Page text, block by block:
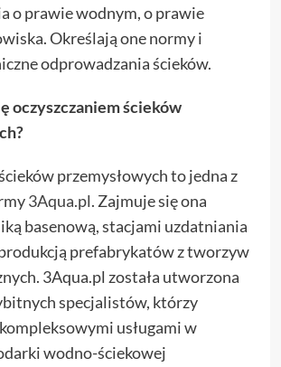
o prawie wodnym, o prawie
Określają one normy i
odprowadzania ścieków.
oczyszczaniem ścieków
przemysłowych to jedna z
3Aqua.pl. Zajmuje się ona
basenową, stacjami uzdatniania
prefabrykatów z tworzyw
3Aqua.pl została utworzona
specjalistów, którzy
usługami w
wodno-ściekowej